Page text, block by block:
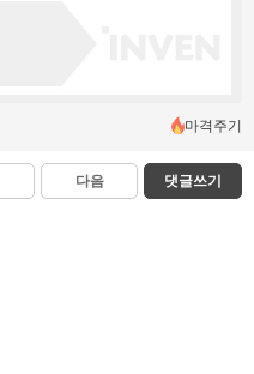
마격주기
다음 댓글쓰기